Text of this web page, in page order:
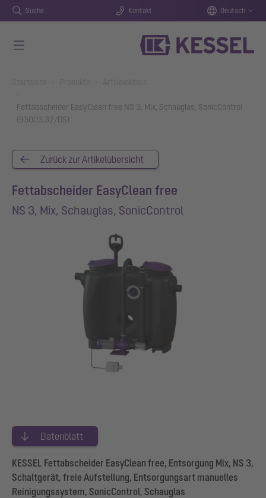
Suche Kontakt Deutsch
Fettabscheider EasyClean free NS 3, Mix, Schauglas, SonicControl
(93003.32/DS)
Zurück zur Artikelübersicht
Fettabscheider EasyClean free
NS 3, Mix, Schauglas, SonicControl
Datenblatt
KESSEL Fettabscheider EasyClean free, Entsorgung Mix, NS 3,
Schaltgerät, freie Aufstellung, Entsorgungsart manuelles
Reinigungssystem, SonicControl, Schauglas